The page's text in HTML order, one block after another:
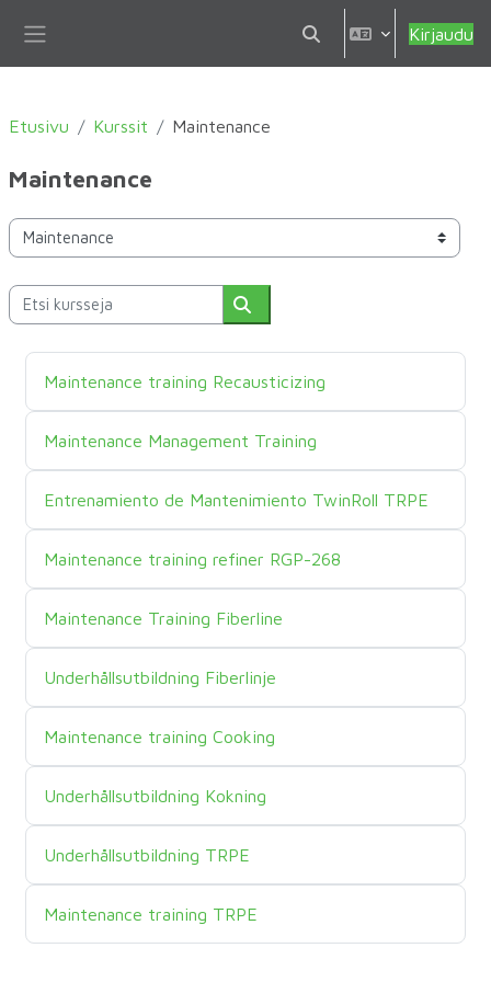
Vaihda hakusyöttöä
Kirjaudu
Etusivu Kurssit Maintenance
Maintenance
Kurssikategoriat
Etsi kursseja
Etsi kursseja
Kurssin nimi
Maintenance training Recausticizing
Kurssin nimi
Maintenance Management Training
Kurssin nimi
Entrenamiento de Mantenimiento TwinRoll TRPE
Kurssin nimi
Maintenance training refiner RGP-268
Kurssin nimi
Maintenance Training Fiberline
Kurssin nimi
Underhållsutbildning Fiberlinje
Kurssin nimi
Maintenance training Cooking
Kurssin nimi
Underhållsutbildning Kokning
Kurssin nimi
Underhållsutbildning TRPE
Kurssin nimi
Maintenance training TRPE